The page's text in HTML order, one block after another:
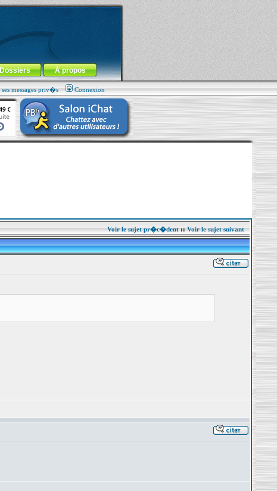
À propos
messages priv�s Connexion
Voir le sujet pr�c�dent::Voir le sujet suivant